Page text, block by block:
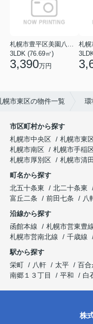
3LDK (76.69㎡)
3,390万円
幌市東区の物件一覧 環
市区町村から探す
札幌市中央区
札幌市東
札幌市南区
札幌市手稲
札幌市厚別区
札幌市清
町名から探す
北五十条東
北二十条東
富丘二条
前田七条 八
沿線から探す
函館本線
札幌市営東豊
札幌市営南北線
千歳線
駅から探す
栄町
八軒 太平 百合
南郷１３丁目
平和 白
株